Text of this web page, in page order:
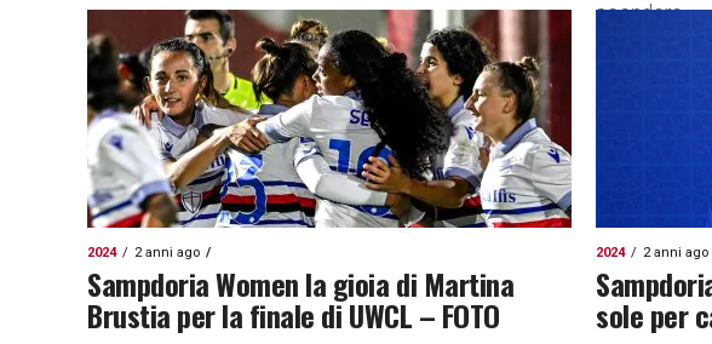
scendere...
2024 2 anni ago
Sampdoria Women la gioia di Martina
Brustia per la finale di UWCL – FOTO
2024 2 anni ago
sole per